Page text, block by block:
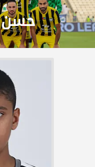
حسن
عن النادي
فرق النادي
الاخبار
المعرض
حجز التذاكر